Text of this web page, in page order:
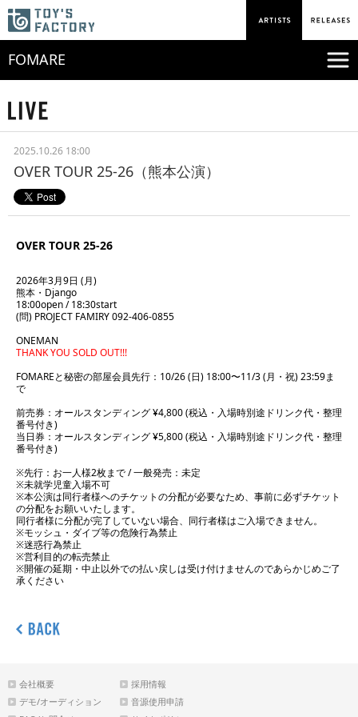
FOMARE
2025.10.26 18:00
OVER TOUR 25-26（熊本公演）
OVER TOUR 25-26
2026年3月9日 (月)
熊本・Django
18:00open / 18:30start
(問) PROJECT FAMIRY 092-406-0855
ONEMAN
THANK YOU SOLD OUT!!!
FOMAREと秘密の部屋会員先行：10/26 (日) 18:00〜11/3 (月・祝) 23:59ま
で
前売券：オールスタンディング ¥4,800 (税込・入場時別途ドリンク代・整理
番号付き)
当日券：オールスタンディング ¥5,800 (税込・入場時別途ドリンク代・整理
番号付き)
※先行：お一人様2枚まで / 一般発売：未定
※未就学児童入場不可
※本公演は同行者様へのチケットの分配が必要なため、事前に必ずチケット
の分配をお願いいたします。
同行者様に分配が完了していない場合、同行者様はご入場できません。
※モッシュ・ダイブ等の危険行為禁止
※迷惑行為禁止
※営利目的の転売禁止
※開催の延期・中止以外での払い戻しは受け付けませんのであらかじめご了
承ください
会社概要
採用情報
デモ/オーディション
音源使用申請